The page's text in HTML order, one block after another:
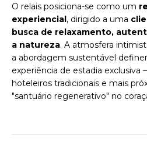
O relais posiciona-se como um
experiencial, dirigido a uma
busca de relaxamento,
a natureza. A atmosfera
a abordagem sustentável
experiência de estadia
hoteleiros tradicionais e mais
"santuário regenerativo" no